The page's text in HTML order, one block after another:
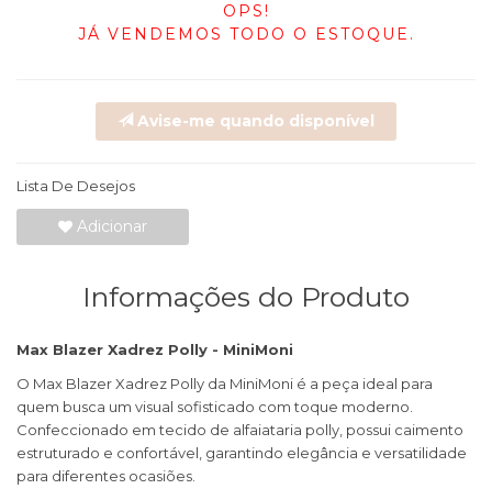
OPS!
JÁ VENDEMOS TODO O ESTOQUE.
Avise-me quando disponível
Lista De Desejos
Adicionar
Informações do Produto
Max Blazer Xadrez Polly - MiniMoni
O Max Blazer Xadrez Polly da MiniMoni é a peça ideal para
quem busca um visual sofisticado com toque moderno.
Confeccionado em tecido de alfaiataria polly, possui caimento
estruturado e confortável, garantindo elegância e versatilidade
para diferentes ocasiões.